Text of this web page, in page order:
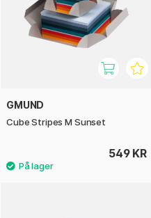
GMUND
Cube Stripes M Sunset
549 KR